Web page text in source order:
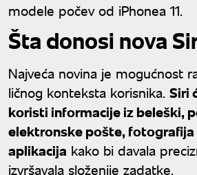
modele počev od iPhonea 11.
Šta donosi nova
Najveća novina je mogućnost
ličnog konteksta korisnika. Siri
koristi informacije iz beleški,
elektronske pošte, fotografija
aplikacija kako bi davala
izvršavala složenije zadatke.